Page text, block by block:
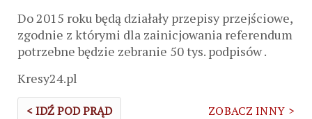
Do 2015 roku będą działały przepisy przejściowe,
zgodnie z którymi dla zainicjowania referendum
potrzebne będzie zebranie 50 tys. podpisów .
Kresy24.pl
< IDŹ POD PRĄD ZOBACZ INNY >